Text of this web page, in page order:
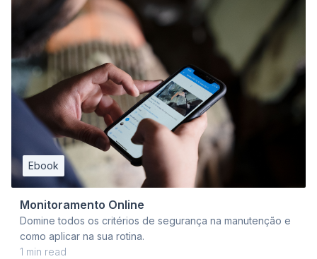
Ebook
Monitoramento Online
Domine todos os critérios de segurança na manutenção e
como aplicar na sua rotina.
1 min read